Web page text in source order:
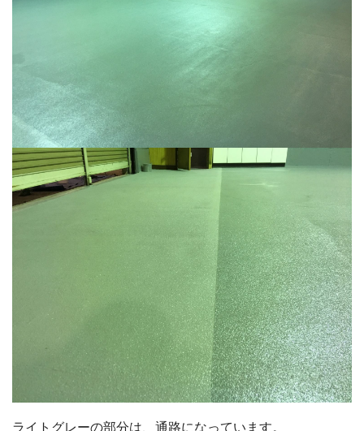
ライトグレーの部分は、通路になっています。